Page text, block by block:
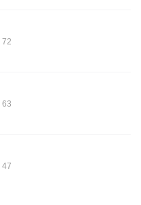
72
63
47